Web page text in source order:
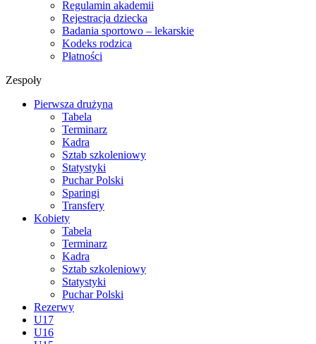
Regulamin akademii
Rejestracja dziecka
Badania sportowo – lekarskie
Kodeks rodzica
Płatności
Zespoły
Pierwsza drużyna
Tabela
Terminarz
Kadra
Sztab szkoleniowy
Statystyki
Puchar Polski
Sparingi
Transfery
Kobiety
Tabela
Terminarz
Kadra
Sztab szkoleniowy
Statystyki
Puchar Polski
Rezerwy
U17
U16